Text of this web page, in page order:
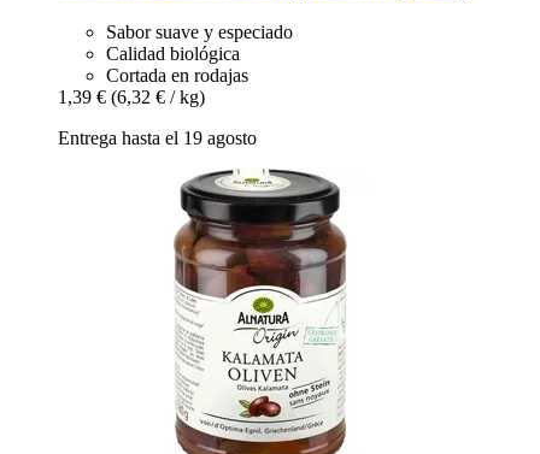
Sabor suave y especiado
Calidad biológica
Cortada en rodajas
1,39 € (6,32 € / kg)
Entrega hasta el 19 agosto